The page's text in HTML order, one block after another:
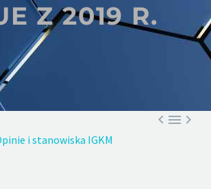
Z 2019 R.

i stanowiska IGKM